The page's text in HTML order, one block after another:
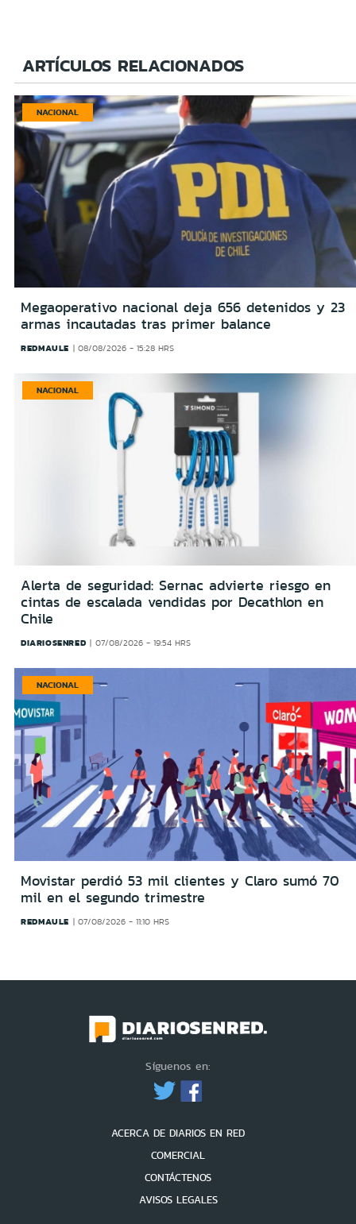
ARTÍCULOS RELACIONADOS
NACIONAL
Megaoperativo nacional deja 656 detenidos y 23
armas incautadas tras primer balance
REDMAULE 08/08/2026 - 15:28 HRS
NACIONAL
Alerta de seguridad: Sernac advierte riesgo en
cintas de escalada vendidas por Decathlon en
Chile
DIARIOSENRED 07/08/2026 - 19:54 HRS
NACIONAL
Movistar perdió 53 mil clientes y Claro sumó 70
mil en el segundo trimestre
REDMAULE 07/08/2026 - 11:10 HRS
Síguenos en:
ACERCA DE DIARIOS EN RED
COMERCIAL
CONTÁCTENOS
AVISOS LEGALES